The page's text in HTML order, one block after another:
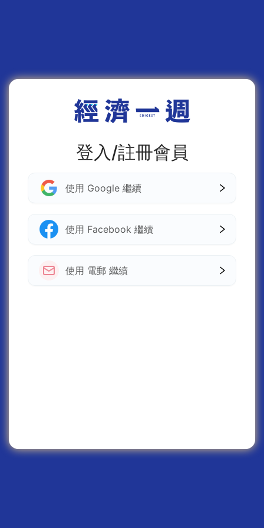
登入/註冊會員
使用 Google 繼續
使用 Facebook 繼續
使用 電郵 繼續